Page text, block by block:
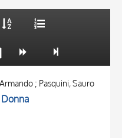
AUTORE
; Pasquini, Sauro